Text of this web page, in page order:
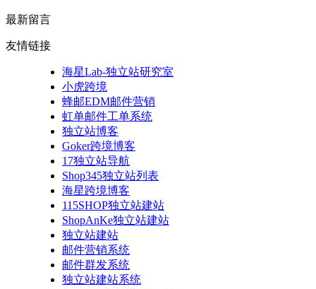
最新留言
友情链接
海星Lab-独立站研究室
小虎跨境
蜂邮EDM邮件营销
虹单邮件工单系统
独立站博客
Goker跨境博客
17独立站导航
Shop345独立站列表
海星跨境博客
115SHOP独立站建站
ShopAnKe独立站建站
独立站建站
邮件营销系统
邮件群发系统
独立站建站系统